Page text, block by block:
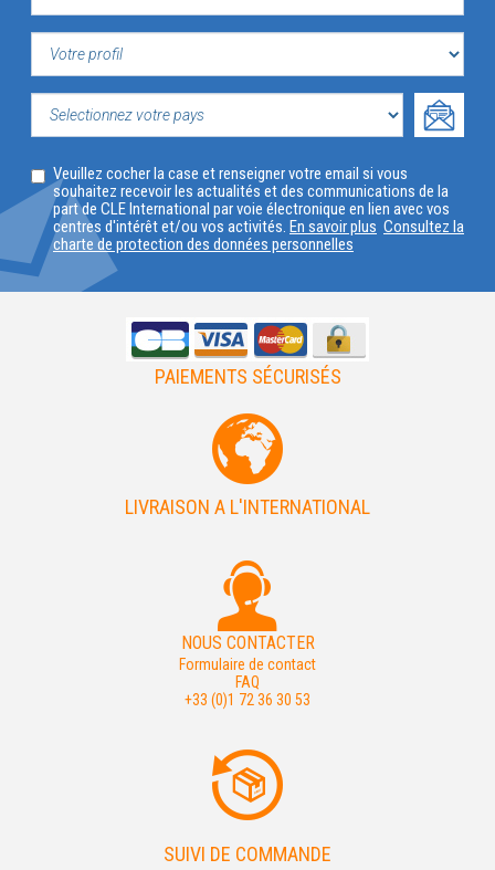
VOTRE
PROFIL
VOTRE
PAYS
Veuillez cocher la case et renseigner votre email si vous
souhaitez recevoir les actualités et des communications de la
part de CLE International par voie électronique en lien avec vos
centres d'intérêt et/ou vos activités. En savoir plus Consultez la
charte de protection des données personnelles
PAIEMENTS SÉCURISÉS
LIVRAISON A L'INTERNATIONAL
NOUS CONTACTER
Formulaire de contact
FAQ
+33 (0)1 72 36 30 53
SUIVI DE COMMANDE